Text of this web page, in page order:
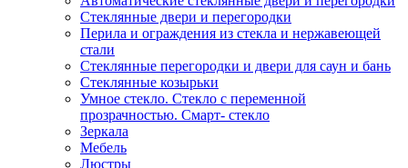
Стеклянные двери и перегородки
Перила и ограждения из стекла и нержавеющей
стали
Стеклянные перегородки и двери для саун и бань
Стеклянные козырьки
Умное стекло. Стекло с переменной
прозрачностью. Смарт- стекло
Зеркала
Мебель
Люстры